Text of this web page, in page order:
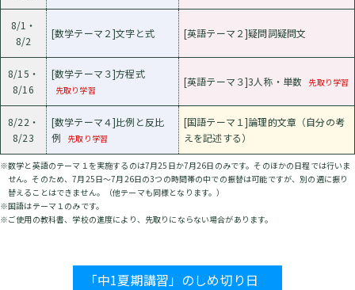
8/1・
8/2
[数学テーマ２]文字と式 [英語テーマ２]疑問詞疑問文
8/15・
8/16
[数学テーマ３]方程式
先取り学習
[英語テーマ３]3人称・単数 先取り学習
8/22・
8/23
[数学テーマ４]比例と反比
例
先取り学習
[国語テーマ１]論理的文章（自分の考
えを記述する）
※数学と英語のテーマ１を実施するのは7月25日か7月26日のみです。そのほかの日程では行いま
せん。そのため、7月25日～7月26日の3つの時間帯の中での振替は可能ですが、別の週に振り
替えることはできません。（他テーマも同様となります。）
※国語はテーマ１のみです。
※ご使用の教科書、学校の進度により、先取りにならない場合があります。
「中1夏期講習」のしめ切り日